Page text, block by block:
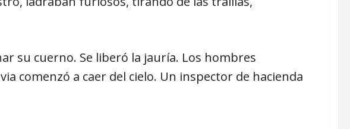
su cuerno. Se liberó la jauría. Los hombres
comenzó a caer del cielo. Un inspector de hacienda